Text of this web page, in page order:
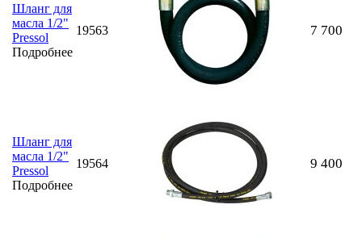
Шланг для
масла 1/2"
Pressol
Подробнее
19563 7 700
Шланг для
масла 1/2"
Pressol
Подробнее
19564 9 400